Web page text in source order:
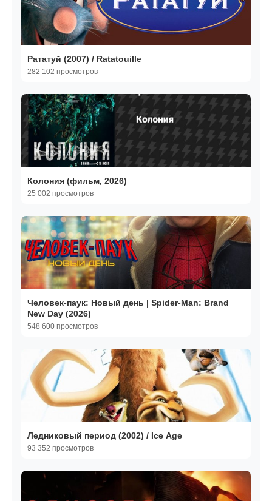
Рататуй (2007) / Ratatouille
282 102 просмотров
Колония (фильм, 2026)
25 002 просмотров
Человек-паук: Новый день | Spider-Man: Brand
New Day (2026)
548 600 просмотров
Ледниковый период (2002) / Ice Age
93 352 просмотров